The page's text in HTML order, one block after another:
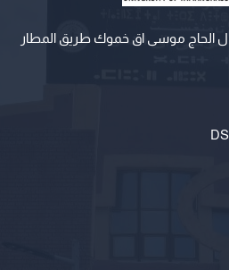
الحاج موسى اق خموك طريق المطار